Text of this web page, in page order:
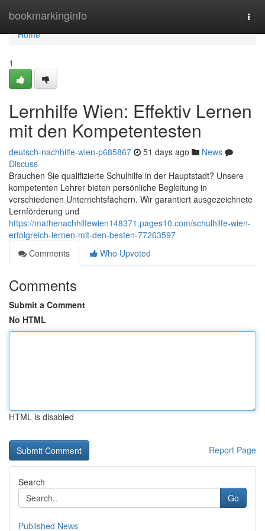
bookmarkinginfo
Home
Home
1
Lernhilfe Wien: Effektiv Lernen
mit den Kompetentesten
deutsch-nachhilfe-wien-p685867 51 days ago
News
Discuss
Brauchen Sie qualifizierte Schulhilfe in der Hauptstadt? Unsere
kompetenten Lehrer bieten persönliche Begleitung in
verschiedenen Unterrichtsfächern. Wir garantiert ausgezeichnete
Lernförderung und
https://mathenachhilfewien148371.pages10.com/schulhilfe-wien-
erfolgreich-lernen-mit-den-besten-77263597
Comments
Who Upvoted
Comments
Submit a Comment
No HTML
HTML is disabled
Report Page
Search
Go
Published News